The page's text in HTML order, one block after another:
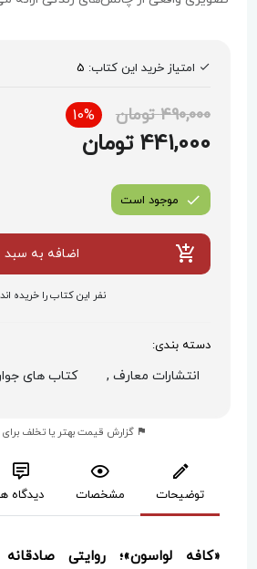
امتیاز خرید این کتاب: 5
490,000 تومان 10%
441,000 تومان
موجود است
اضافه به سبد
نفر این کتاب را خریده اند
دسته بندی:
انتشارات معارف , کتاب های
گزارش قیمت بهتر یا تخلف
توضیحات مشخصات دیدگاه
«کافه لواسون»؛ روایتی